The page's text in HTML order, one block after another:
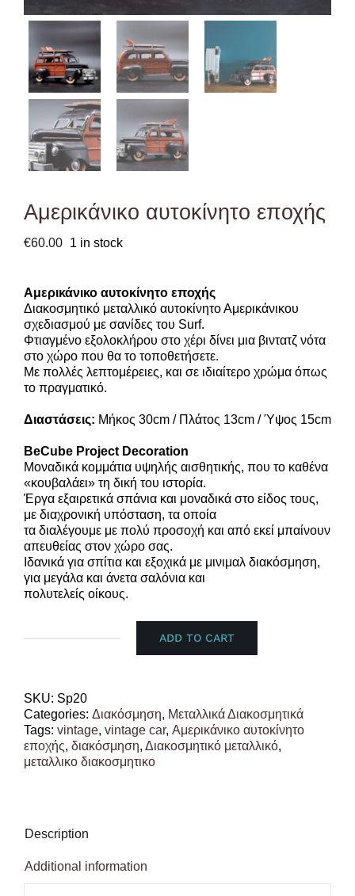
Αμερικάνικο αυτοκίνητο εποχής
€60.00 1 in stock
Αμερικάνικο αυτοκίνητο εποχής
Διακοσμητικό μεταλλικό αυτοκίνητο Αμερικάνικου
σχεδιασμού με σανίδες του Surf.
Φτιαγμένο εξολοκλήρου στο χέρι δίνει μια βιντατζ νότα
στο χώρο που θα το τοποθετήσετε.
Με πολλές λεπτομέρειες, και σε ιδιαίτερο χρώμα όπως
το πραγματικό.
Διαστάσεις: Μήκος 30cm / Πλάτος 13cm / Ύψος 15cm
BeCube Project Decoration
Μοναδικά κομμάτια υψηλής αισθητικής, που το καθένα
«κουβαλάει» τη δική του ιστορία.
Έργα εξαιρετικά σπάνια και μοναδικά στο είδος τους,
με διαχρονική υπόσταση, τα οποία
τα διαλέγουμε με πολύ προσοχή και από εκεί μπαίνουν
απευθείας στον χώρο σας.
Ιδανικά για σπίτια και εξοχικά με μινιμαλ διακόσμηση,
για μεγάλα και άνετα σαλόνια και
πολυτελείς οίκους.
quantity
ADD TO CART
SKU: Sp20
Categories: Διακόσμηση, Μεταλλικά Διακοσμητικά
Tags: vintage, vintage car, Αμερικάνικο αυτοκίνητο
εποχής, διακόσμηση, Διακοσμητικό μεταλλικό,
μεταλλικο διακοσμητικο
Description
Additional information